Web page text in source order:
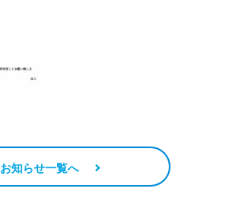
お知らせ一覧へ